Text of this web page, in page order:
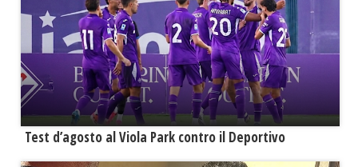
Test d’agosto al Viola Park contro il Deportivo